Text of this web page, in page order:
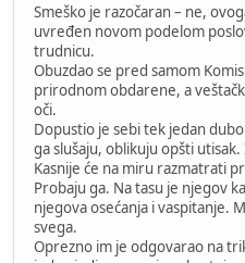
Smeško je razočaran – ne,
uvređen novom podelom
trudnicu.
Obuzdao se pred samom
prirodnom obdarene, a
oči.
Dopustio je sebi tek jedan
ga slušaju, oblikuju opšti
Kasnije će na miru razmatrati
Probaju ga. Na tasu je njegov
njegova osećanja i vaspitanje.
svega.
Oprezno im je odgovarao na